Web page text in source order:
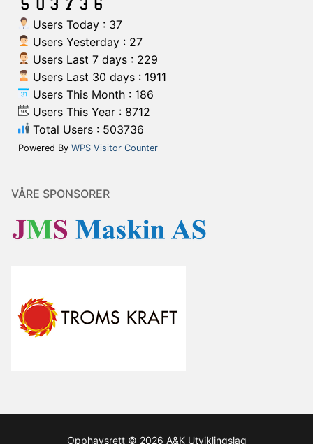
Users Today : 37
Users Yesterday : 27
Users Last 7 days : 229
Users Last 30 days : 1911
Users This Month : 186
Users This Year : 8712
Total Users : 503736
Powered By WPS Visitor Counter
VÅRE SPONSORER
Opphavsrett © 2026 A&K Utviklingslag